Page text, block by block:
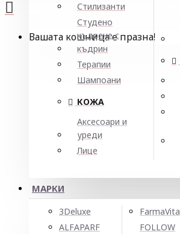
Стилизанти
Студено
къдрене с
къдрин
Терапии
Шампоани
КОЖА
Аксесоари и
уреди
Лице
МАРКИ
3Deluxe
ALFAPARF
FarmaVita
FOLLOW
Вашата кошница е празна!